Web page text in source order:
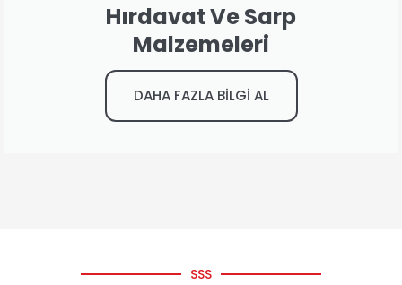
Hırdavat Ve Sarp
Malzemeleri
DAHA FAZLA BİLGİ AL
SSS